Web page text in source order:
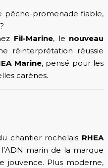
pêche-promenade fiable,
Fil-Marine, le nouveau
réinterprétation réussie
Marine, pensé pour les
carènes.
chantier rochelais RHEA
marin de la marque
jouvence. Plus moderne,